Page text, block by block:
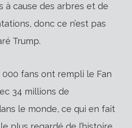
à cause des arbres et de
donc ce n’est pas
Trump.
fans ont rempli le Fan
34 millions de
le monde, ce qui en fait